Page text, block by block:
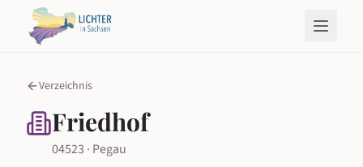
Verzeichnis
Friedhof
04523 · Pegau